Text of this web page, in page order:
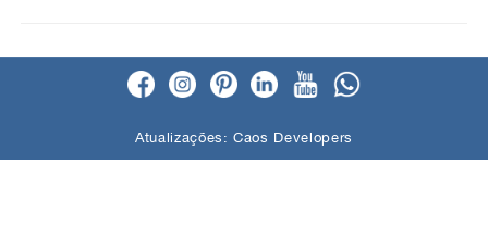
Atualizações:Caos Developers